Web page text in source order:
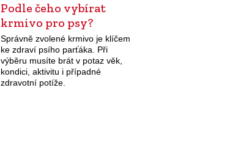
Podle čeho vybírat
krmivo pro psy?
Správně zvolené krmivo je klíčem
ke zdraví psího parťáka. Při
výběru musíte brát v potaz věk,
kondici, aktivitu i případné
zdravotní potíže.